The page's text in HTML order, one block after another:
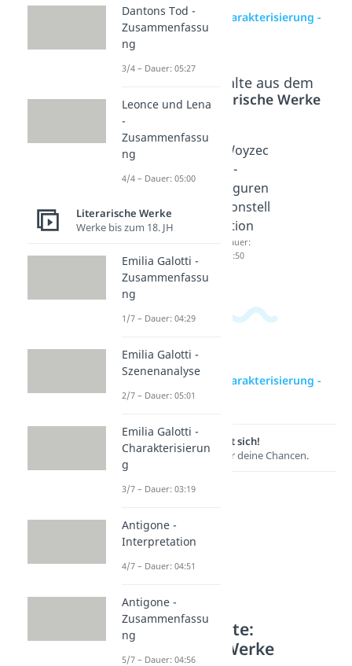
zur Videoseite: Charakterisierung -
Maik Klingenberg
Beliebte Inhalte aus dem
BereichLiterarische Werke
Charakt
ng Isa -
Tschick
Dauer:
05:00
Woyzec
k -
Figuren
konstell
ation
Dauer:
04:50
zur Videoseite: Charakterisierung -
Maik Klingenberg
Lernen lohnt sich!
Entdecke hier deine Chancen.
Weitere Inhalte:
Literarische Werke
Dantons Tod -
Zusammenfassu
ng
3/4 – Dauer: 05:27
Leonce und Lena
-
Zusammenfassu
ng
4/4 – Dauer: 05:00
Literarische Werke
Werke bis zum 18. JH
Emilia Galotti -
Zusammenfassu
ng
1/7 – Dauer: 04:29
Emilia Galotti -
Szenenanalyse
2/7 – Dauer: 05:01
Emilia Galotti -
Charakterisierun
g
3/7 – Dauer: 03:19
Antigone -
Interpretation
4/7 – Dauer: 04:51
Antigone -
Zusammenfassu
ng
5/7 – Dauer: 04:56